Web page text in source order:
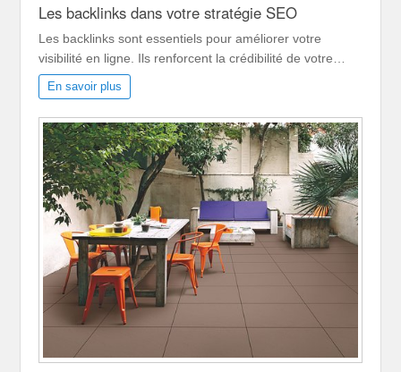
Les backlinks dans votre stratégie SEO
Les backlinks sont essentiels pour améliorer votre
visibilité en ligne. Ils renforcent la crédibilité de votre…
En savoir plus